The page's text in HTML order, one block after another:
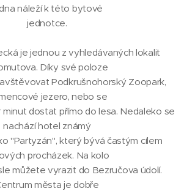
náleží k této bytové
jednotce.
je jednou z vyhledávaných lokalit
Díky své poloze
Podkrušnohorský Zoopark,
jezero, nebo se
dostat přímo do lesa. Nedaleko se
nachází hotel známý
"Partyzán", který bývá častým cílem
procházek. Na kolo
můžete vyrazit do Bezručova údolí.
města je dobře